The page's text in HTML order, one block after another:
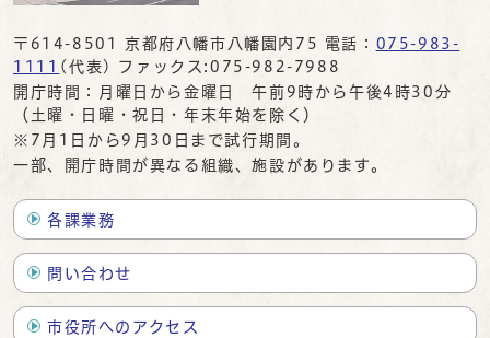
〒614-8501 京都府八幡市八幡園内75 電話： 075-983-
1111 (代表) ファックス:075-982-7988
開庁時間：月曜日から金曜日 午前9時から午後4時30分
（土曜・日曜・祝日・年末年始を除く）
※7月1日から9月30日まで試行期間。
一部、開庁時間が異なる組織、施設があります。
各課業務
問い合わせ
市役所へのアクセス